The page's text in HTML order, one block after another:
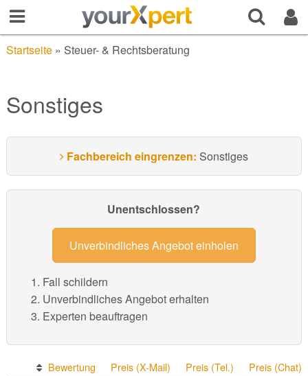
Startseite» Steuer- & Rechtsberatung
Sonstiges
Fachbereich eingrenzen: Sonstiges
Unentschlossen?
Unverbindliches Angebot einholen
Fall schildern
Unverbindliches Angebot erhalten
Experten beauftragen
Bewertung Preis (X-Mail) Preis (Tel.) Preis (Chat)